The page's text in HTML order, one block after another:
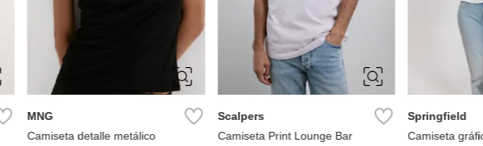
XL
XS
MNG
Camiseta detalle metálico
L
M XL
Scalpers
Camiseta Print Lounge Bar
Springfield
Camiseta